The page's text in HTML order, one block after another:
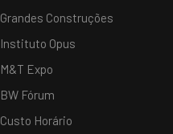
Grandes Construções
Instituto Opus
M&T Expo
BW Fórum
Custo Horário